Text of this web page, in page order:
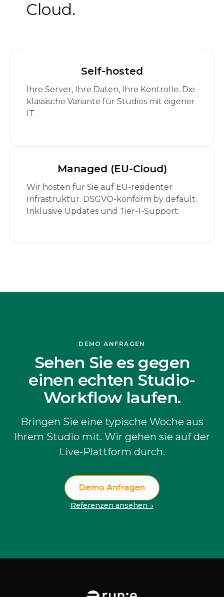
Cloud.
Self-hosted
Ihre Server, Ihre Daten, Ihre Kontrolle. Die
klassische Variante für Studios mit eigener
IT.
Managed (EU-Cloud)
Wir hosten für Sie auf EU-residenter
Infrastruktur. DSGVO-konform by default.
Inklusive Updates und Tier-1-Support.
DEMO ANFRAGEN
Sehen Sie es gegen
einen echten Studio-
Workflow laufen.
Bringen Sie eine typische Woche aus
Ihrem Studio mit. Wir gehen sie auf der
Live-Plattform durch.
Demo Anfragen
Referenzen ansehen →